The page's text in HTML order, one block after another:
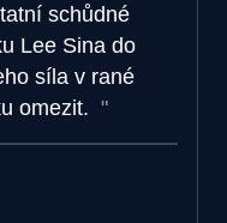
schůdné
Lee Sina do
síla v rané
omezit.